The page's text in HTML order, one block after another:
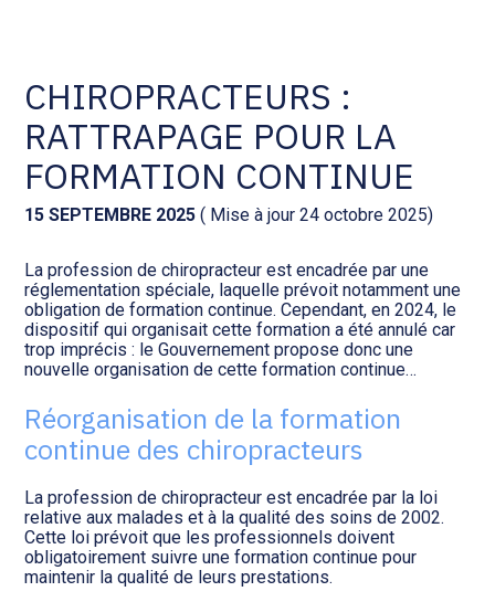
Social et ressources humaines
Assistance juridique
Audit légal
Gestion de patrimoine
Procédures collectives
Transition numérique
Tenue de votre comptabilité :
ACD
Facturation et pilotage :
Facturation et pilotage : MEG
Analyse et tableau de bord :
WAIBI
Gérer vos ressources
humaines : SILAE
CHIROPRACTEURS :
RATTRAPAGE POUR LA
FORMATION CONTINUE
15 SEPTEMBRE 2025 ( Mise à jour 24 octobre 2025)
La profession de chiropracteur est encadrée par une
réglementation spéciale, laquelle prévoit notamment une
obligation de formation continue. Cependant, en 2024, le
dispositif qui organisait cette formation a été annulé car
trop imprécis : le Gouvernement propose donc une
nouvelle organisation de cette formation continue…
Réorganisation de la formation
continue des chiropracteurs
La profession de chiropracteur est encadrée par la loi
relative aux malades et à la qualité des soins de 2002.
Cette loi prévoit que les professionnels doivent
obligatoirement suivre une formation continue pour
maintenir la qualité de leurs prestations.